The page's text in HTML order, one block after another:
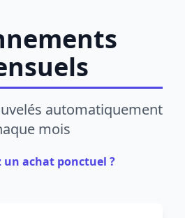
automatiquement
mois
un achat ponctuel ?